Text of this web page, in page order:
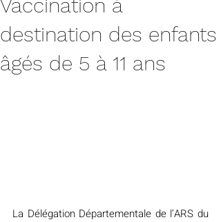
Vaccination à
destination des enfants
âgés de 5 à 11 ans
La Délégation Départementale de l’ARS du